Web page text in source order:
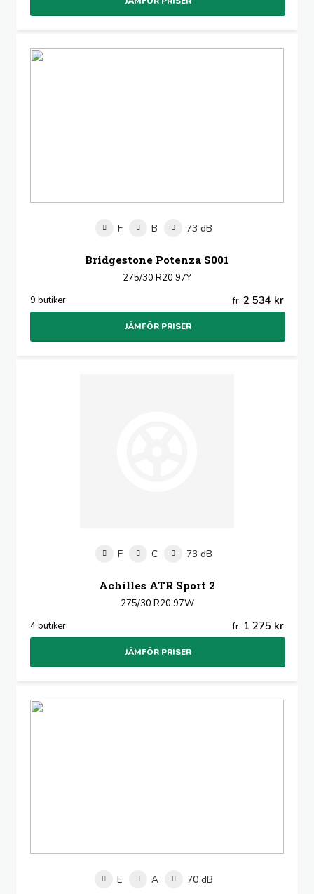
F B 73 dB
Bridgestone Potenza S001
275/30 R20 97Y
9 butiker
fr. 2 534 kr
JÄMFÖR PRISER
F C 73 dB
Achilles ATR Sport 2
275/30 R20 97W
4 butiker
fr. 1 275 kr
JÄMFÖR PRISER
E A 70 dB